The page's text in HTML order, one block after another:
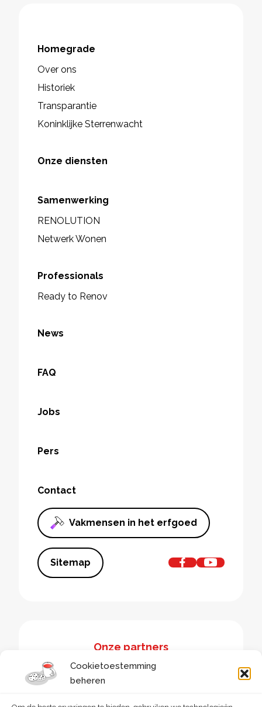
Cookietoestemming
beheren
Homegrade
Over ons
Historiek
Transparantie
Koninklijke Sterrenwacht
Onze diensten
Samenwerking
RENOLUTION
Netwerk Wonen
Professionals
Ready to Renov
News
FAQ
Jobs
Pers
Contact
Vakmensen in het erfgoed
Sitemap
Onze partners